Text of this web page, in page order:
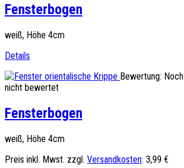
Fensterbogen
weiß, Höhe 4cm
Details
Bewertung: Noch
nicht bewertet
Fensterbogen
weiß, Höhe 4cm
Preis inkl. Mwst. zzgl. Versandkosten: 3,99 €